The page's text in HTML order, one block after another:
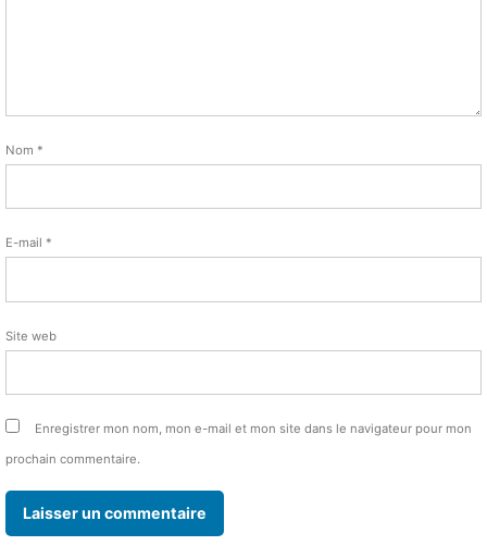
Nom *
E-mail *
Site web
Enregistrer mon nom, mon e-mail et mon site dans le navigateur pour mon
prochain commentaire.